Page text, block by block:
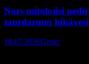
Nors mitolojisi
tanrılarının hikâyesi
18.07.2026Genel